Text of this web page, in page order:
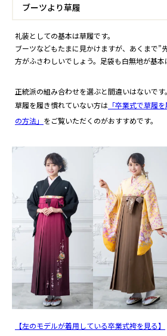
ブーツより草履
礼装としての基本は草履です。
ブーツなどもたまに見かけますが、あくまで”
方がふさわしいでしょう。足袋も白無地が基本
正統派の組み合わせを選ぶと間違いはないです。
草履を履き慣れていない方は 「卒業式で草履
の方法」 をご覧いただくのがおすすめです。
【左のモデルが着用している卒業式袴を見る】